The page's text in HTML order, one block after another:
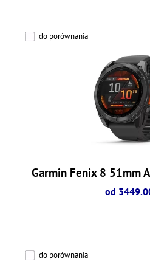
do porównania
Garmin Fenix 8 51mm
od
do porównania